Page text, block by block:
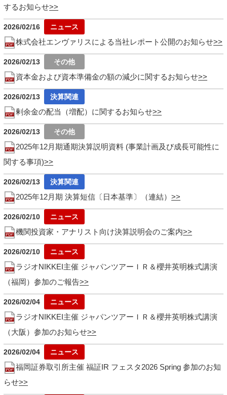
するお知らせ
2026/02/16
株式会社エンヴァリスによる当社レポート公開のお知らせ
2026/02/13
資本金および資本準備金の額の減少に関するお知らせ
2026/02/13
剰余金の配当（増配）に関するお知らせ
2026/02/13
2025年12月期通期決算説明資料 (事業計画及び成長可能性に
関する事項)
2026/02/13
2025年12月期 決算短信〔日本基準〕（連結）
2026/02/10
機関投資家・アナリスト向け決算説明会のご案内
2026/02/10
ラジオNIKKEI主催 ジャパンツアーＩＲ＆櫻井英明株式講演
（福岡）参加のご報告
2026/02/04
ラジオNIKKEI主催 ジャパンツアーＩＲ＆櫻井英明株式講演
（大阪）参加のお知らせ
2026/02/04
福岡証券取引所主催 福証IR フェスタ2026 Spring 参加のお知
らせ